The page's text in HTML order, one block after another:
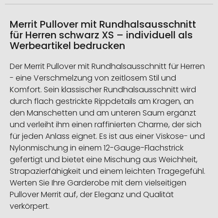
Merrit Pullover mit Rundhalsausschnitt
für Herren schwarz XS – individuell als
Werbeartikel bedrucken
Der Merrit Pullover mit Rundhalsausschnitt für Herren
- eine Verschmelzung von zeitlosem Stil und
Komfort. Sein klassischer Rundhalsausschnitt wird
durch flach gestrickte Rippdetails am Kragen, an
den Manschetten und am unteren Saum ergänzt
und verleiht ihm einen raffinierten Charme, der sich
für jeden Anlass eignet. Es ist aus einer Viskose- und
Nylonmischung in einem 12-Gauge-Flachstrick
gefertigt und bietet eine Mischung aus Weichheit,
Strapazierfähigkeit und einem leichten Tragegefühl.
Werten Sie Ihre Garderobe mit dem vielseitigen
Pullover Merrit auf, der Eleganz und Qualität
verkörpert.